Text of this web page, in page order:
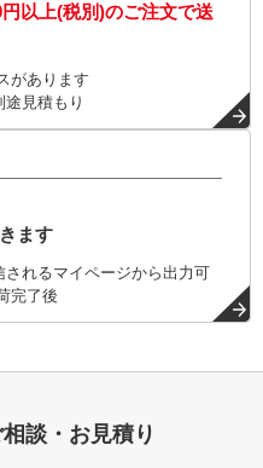
以上(税別)のご注文で送
があります
見積もり
ます
れるマイページから出力可
完了後
談・お見積り